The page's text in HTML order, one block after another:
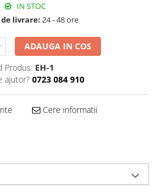
Cadou
IN STOC
livrare: 24 - 48 ore
ADAUGA IN COS
Produs: EH-1
ajutor? 0723 084 910
Cere informatii